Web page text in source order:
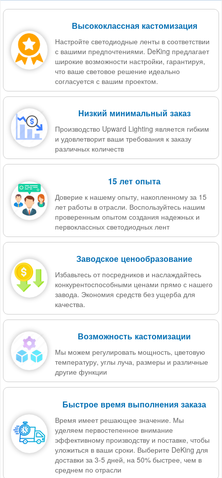
Высококлассная кастомизация
Настройте светодиодные ленты в соответствии
с вашими предпочтениями. DeKing предлагает
широкие возможности настройки, гарантируя,
что ваше световое решение идеально
согласуется с вашим проектом.
Низкий минимальный заказ
Производство Upward Lighting является гибким
и удовлетворит ваши требования к заказу
различных количеств
15 лет опыта
Доверие к нашему опыту, накопленному за 15
лет работы в отрасли. Воспользуйтесь нашим
проверенным опытом создания надежных и
первоклассных светодиодных лент
Заводское ценообразование
Избавьтесь от посредников и наслаждайтесь
конкурентоспособными ценами прямо с нашего
завода. Экономия средств без ущерба для
качества.
Возможность кастомизации
Мы можем регулировать мощность, цветовую
температуру, углы луча, размеры и различные
другие функции
Быстрое время выполнения заказа
Время имеет решающее значение. Мы
уделяем первостепенное внимание
эффективному производству и поставке, чтобы
уложиться в ваши сроки. Выберите DeKing для
доставки за 3-5 дней, на 50% быстрее, чем в
среднем по отрасли